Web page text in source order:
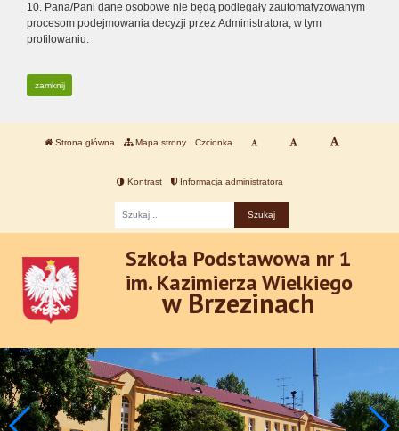
10. Pana/Pani dane osobowe nie będą podlegały zautomatyzowanym
procesom podejmowania decyzji przez Administratora, w tym
profilowaniu.
zamknij
Strona główna Mapa strony Czcionka
Kontrast Informacja administratora
Szkoła Podstawowa nr 1
im. Kazimierza Wielkiego
w Brzezinach